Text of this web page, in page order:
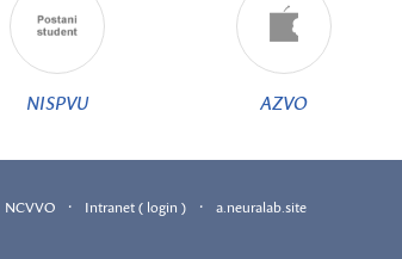
NISPVU AZVO
NCVVO · Intranet ( login ) · a.neuralab.site